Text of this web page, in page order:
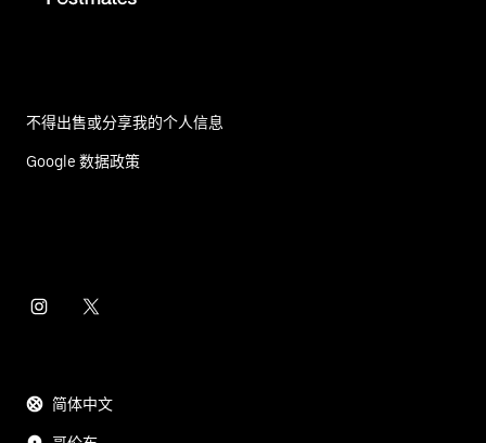
不得出售或分享我的个人信息
Google 数据政策
简体中文